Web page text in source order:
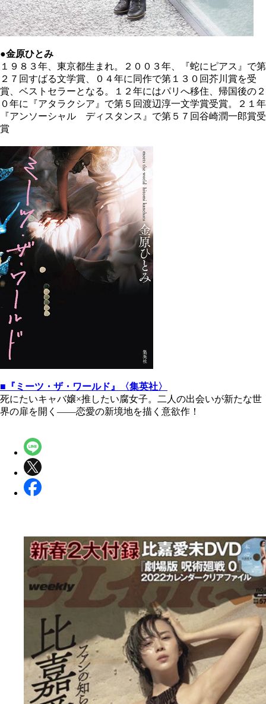
●金原ひとみ
１９８３年、東京都生まれ。２００３年、『蛇にピアス』で第
２７回すばる文学賞、０４年に同作で第１３０回芥川賞を受
賞、ベストセラーとなる。１２年にはパリへ移住、帰国後の２
０年に『アタラクシア』で第５回渡辺淳一文学賞受賞。２１年
『アンソーシャル ディスタンス』で第５７回谷崎潤一郎賞受
賞
■『ミーツ・ザ・ワールド』〈集英社〉
死にたいキャバ嬢×推したい腐女子。二人の出会いが新たな世
界の扉を開く――恋愛の新境地を描く意欲作！